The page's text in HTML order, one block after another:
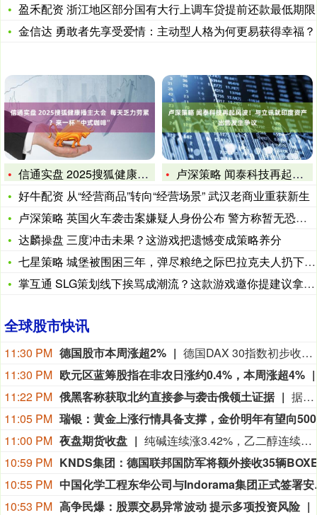
盈禾配资 浙江地区部分国有大行上调车贷提前还款最低期限
金信达 勇敢者先享受爱情：主动型人格为何更易获得幸福？
信通实盘 2025搜狐健康播主大会 每天乏力劳累？来一杯“
卢深策略 闻泰科技再起风波！与立讯就印度资产出售发生争议
好牛配资 从“经营商品”转向“经营场景” 武汉老商业重获新生
卢深策略 英国火车袭击案嫌疑人身份公布 警方称暂无恐袭迹象
达麟操盘 三度冲击未果？这游戏把遗憾变成策略养分
七星策略 城堡被围困三年，弹尽粮绝之际巴拉克夫人扔下一头猪，
掌互通 SLG策划线下挨骂成潮流？这款游戏邀你提建议拿福利
全球股市快讯
11:30 PM 德国股市本周涨超2%
德国DAX 30指数初步收涨0.87%，报26368.48点，本周累计上涨大约2.8%。法国股指初步收涨0.38%，意大利股指初步收涨0.11%、银行指数跌0.17%，英国股指初步收涨0.44%。
11:30 PM 欧元区蓝筹股指在非农日涨约0.4%，本周涨超4%
11:22 PM 俄黑客称获取北约直接参与袭击俄领土证据
据俄罗斯方面7日消息，有匿名俄罗斯黑客称，已获取北约直接参与袭击俄领土的书面证据。相关内容涉及乌克兰武装部队2026年7月袭击俄列宁格勒州和加里宁格勒州石油码头的事件。该匿名黑客透露，其获取的书面证据显示，受雇于北约情报部门的专家巴特·德瓦赫特向乌克兰国家安全局提供了列宁格勒州和加里宁格勒州石油码头以及俄罗斯天然气工业股份公司一艘液化天然气运输船的坐标情报。（央视新闻）
11:05 PM
11:00 PM 夜盘期货收盘
纯碱连续涨3.42%，乙二醇连续涨2.01%，焦煤连续涨1.71%，玻璃连续涨1.47%，苯乙烯连续涨1.20%。
10:59 PM
10:55 PM
中国化学
10:53 PM 高争民爆：股票交易异常波动 提示多项投资风险